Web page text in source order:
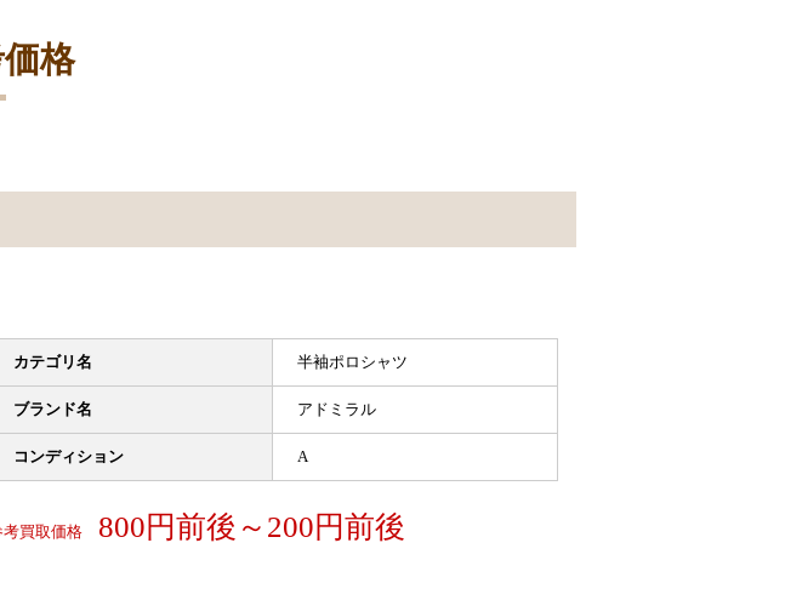
格
カテゴリ名 半袖ポロシャツ
ブランド名 アドミラル
コンディション A
考買取価格 800円前後～200円前後